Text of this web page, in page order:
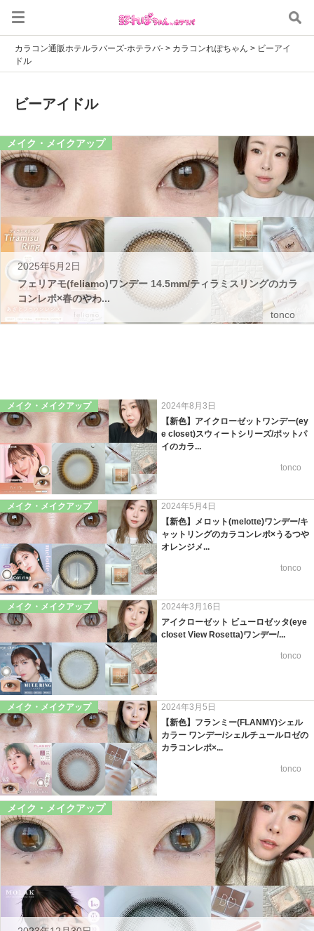
カラコン通販ホテルラバーズ-ホテラバ- > カラコンれぽちゃん > ビーアイ
ドル
ビーアイドル
メイク・メイクアップ
2025年5月2日
フェリアモ(feliamo)ワンデー 14.5mm/ティラミスリングのカラ
コンレポ×春のやわ...
tonco
メイク・メイクアップ
2024年8月3日
【新色】アイクローゼットワンデー(ey
e closet)スウィートシリーズ/ポットパ
イのカラ...
tonco
メイク・メイクアップ
2024年5月4日
【新色】メロット(melotte)ワンデー/キ
ャットリングのカラコンレポ×うるつや
オレンジメ...
tonco
メイク・メイクアップ
2024年3月16日
アイクローゼット ビューロゼッタ(eye
closet View Rosetta)ワンデー/...
tonco
メイク・メイクアップ
2024年3月5日
【新色】フランミー(FLANMY)シェル
カラー ワンデー/シェルチュールロゼの
カラコンレポ×...
tonco
メイク・メイクアップ